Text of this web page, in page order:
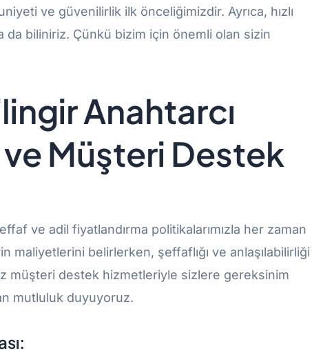
ve güvenilirlik ilk önceliğimizdir. Ayrıca, hızlı
da biliniriz. Çünkü bizim için önemli olan sizin
Anahtarcı
Müşteri Destek
ve adil fiyatlandırma politikalarımızla her zaman
maliyetlerini belirlerken, şeffaflığı ve anlaşılabilirliği
müşteri destek hizmetleriyle sizlere gereksinim
mutluluk duyuyoruz.